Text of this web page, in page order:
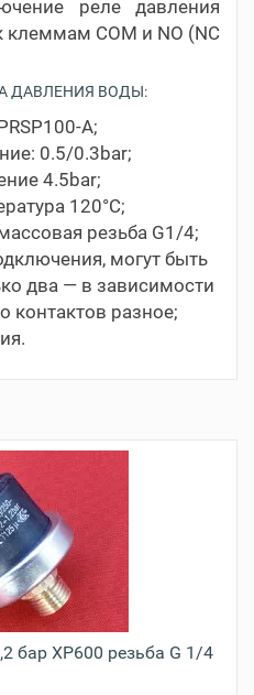
реле давления
клеммам COM и NO (NC
ДАВЛЕНИЯ ВОДЫ:
A;
0.5/0.3bar;
4.5bar;
120°С;
резьба G1/4;
могут быть
два — в зависимости
контактов разное;
бар XP600 резьба G 1/4